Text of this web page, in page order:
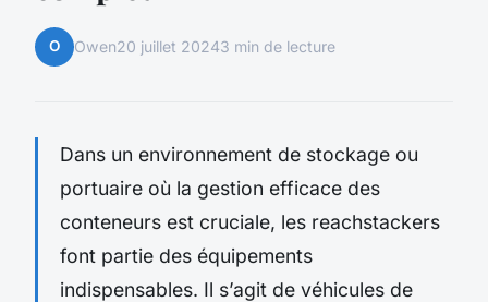
O Owen20 juillet 20243 min de lecture
Dans un environnement de stockage ou
portuaire où la gestion efficace des
conteneurs est cruciale, les reachstackers
font partie des équipements
indispensables. Il s’agit de véhicules de